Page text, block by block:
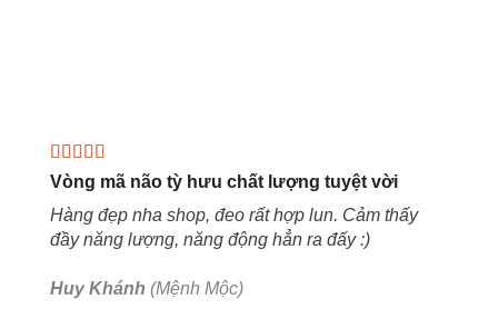
Vòng mã não tỳ hưu chất lượng tuyệt vời
Hàng đẹp nha shop, đeo rất hợp lun. Cảm thấy
đầy năng lượng, năng động hẳn ra đấy :)
Huy Khánh (Mệnh Mộc)